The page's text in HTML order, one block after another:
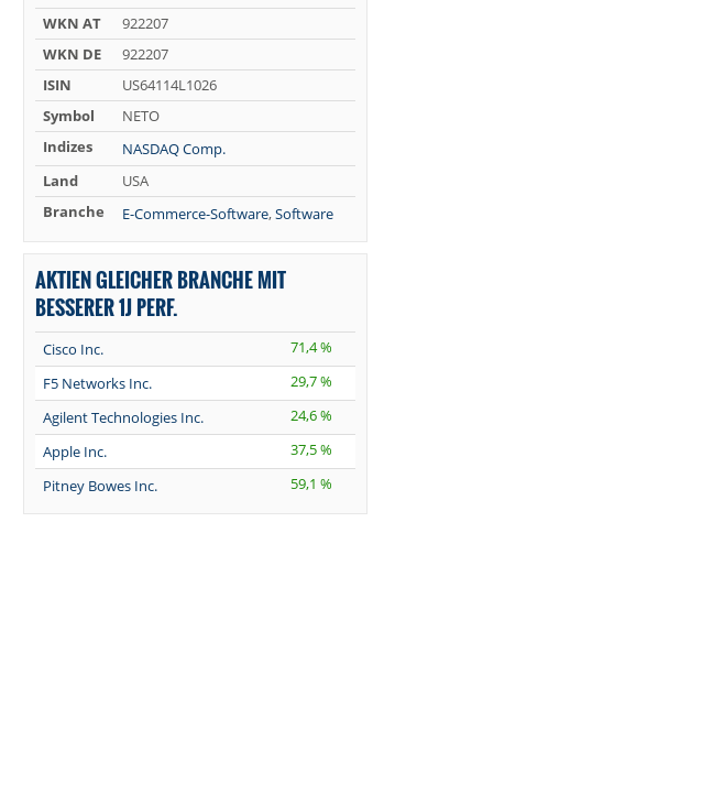
WKN AT
922207
WKN DE
922207
ISIN
US64114L1026
Symbol
NETO
Indizes
NASDAQ Comp.
Land
USA
Branche
E-Commerce-Software,Software
AKTIEN GLEICHER BRANCHE MIT
BESSERER 1J PERF.
Cisco Inc.
71,4 %
F5 Networks Inc.
29,7 %
Agilent Technologies Inc.
24,6 %
Apple Inc.
37,5 %
Pitney Bowes Inc.
59,1 %